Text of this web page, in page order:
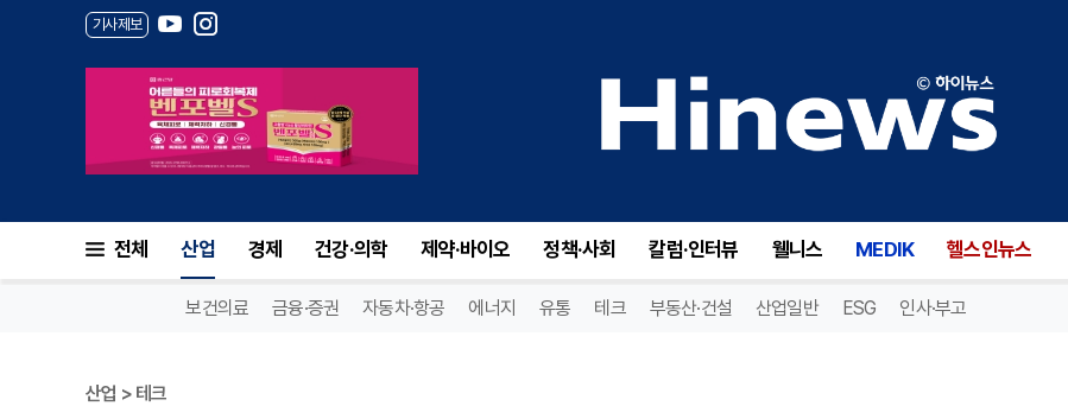
기사제보
전체 산업 경제 건강·의학 제약·바이오 정책·사회 칼럼·인터뷰 웰니스 MEDIK 헬스인뉴스
보건의료 금융·증권 자동차·항공 에너지 유통 테크 부동산·건설 산업일반 ESG 인사·부고
산업 > 테크